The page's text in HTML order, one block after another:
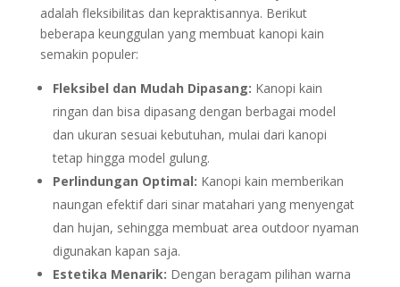
adalah fleksibilitas dan kepraktisannya. Berikut
beberapa keunggulan yang membuat kanopi kain
semakin populer:
Fleksibel dan Mudah Dipasang: Kanopi kain
ringan dan bisa dipasang dengan berbagai model
dan ukuran sesuai kebutuhan, mulai dari kanopi
tetap hingga model gulung.
Perlindungan Optimal: Kanopi kain memberikan
naungan efektif dari sinar matahari yang menyengat
dan hujan, sehingga membuat area outdoor nyaman
digunakan kapan saja.
Estetika Menarik: Dengan beragam pilihan warna